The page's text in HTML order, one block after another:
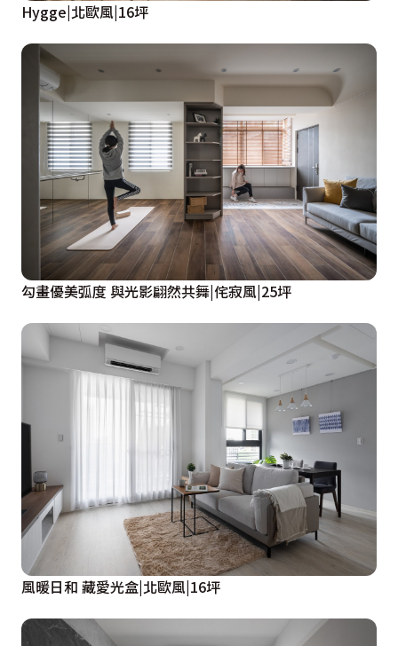
Hygge|北歐風|16坪
勾畫優美弧度 與光影翩然共舞|侘寂風|25坪
風暖日和 藏愛光盒|北歐風|16坪